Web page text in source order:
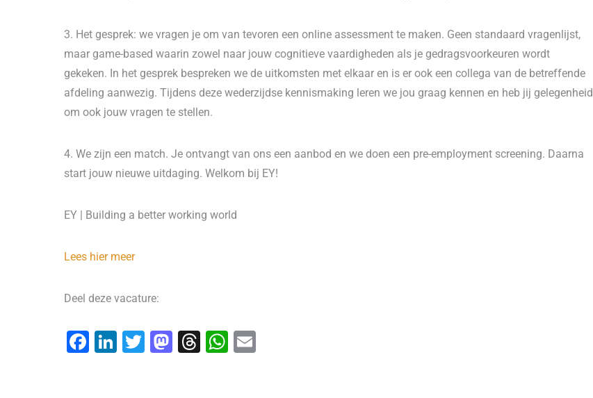
3. Het gesprek: we vragen je om van tevoren een online assessment te maken. Geen standaard vragenlijst,
maar game-based waarin zowel naar jouw cognitieve vaardigheden als je gedragsvoorkeuren wordt
gekeken. In het gesprek bespreken we de uitkomsten met elkaar en is er ook een collega van de betreffende
afdeling aanwezig. Tijdens deze wederzijdse kennismaking leren we jou graag kennen en heb jij gelegenheid
om ook jouw vragen te stellen.
4. We zijn een match. Je ontvangt van ons een aanbod en we doen een pre-employment screening. Daarna
start jouw nieuwe uitdaging. Welkom bij EY!
EY | Building a better working world
Lees hier meer
Deel deze vacature:
F
Li
T
M T
W